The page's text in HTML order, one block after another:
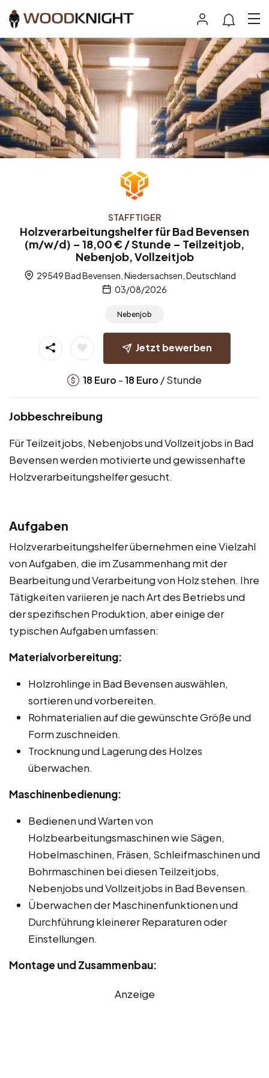
STAFFTIGER
Holzverarbeitungshelfer für Bad Bevensen
(m/w/d) – 18,00 € / Stunde – Teilzeitjob,
Nebenjob, Vollzeitjob
29549 Bad Bevensen, Niedersachsen, Deutschland
03/08/2026
Nebenjob
Jetzt bewerben
18 Euro -18 Euro / Stunde
Jobbeschreibung
Für Teilzeitjobs, Nebenjobs und Vollzeitjobs in Bad
Bevensen werden motivierte und gewissenhafte
Holzverarbeitungshelfer gesucht.
Aufgaben
Holzverarbeitungshelfer übernehmen eine Vielzahl
von Aufgaben, die im Zusammenhang mit der
Bearbeitung und Verarbeitung von Holz stehen. Ihre
Tätigkeiten variieren je nach Art des Betriebs und
der spezifischen Produktion, aber einige der
typischen Aufgaben umfassen:
Materialvorbereitung:
Holzrohlinge in Bad Bevensen auswählen,
sortieren und vorbereiten.
Rohmaterialien auf die gewünschte Größe und
Form zuschneiden.
Trocknung und Lagerung des Holzes
überwachen.
Maschinenbedienung:
Bedienen und Warten von
Holzbearbeitungsmaschinen wie Sägen,
Hobelmaschinen, Fräsen, Schleifmaschinen und
Bohrmaschinen bei diesen Teilzeitjobs,
Nebenjobs und Vollzeitjobs in Bad Bevensen.
Überwachen der Maschinenfunktionen und
Durchführung kleinerer Reparaturen oder
Einstellungen.
Montage und Zusammenbau:
Anzeige